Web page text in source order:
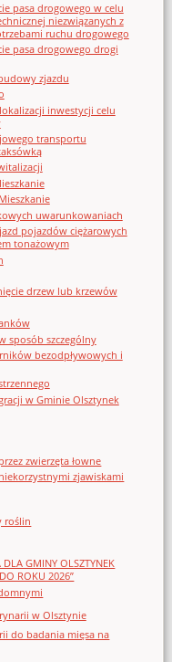
pasa drogowego w celu
niezwiązanych z
ruchu drogowego
pasa drogowego drogi
zjazdu
inwestycji celu
transportu
uwarunkowaniach
pojazdów ciężarowych
tonażowym
drzew lub krzewów
sposób szczególny
bezodpływowych i
w Gminie Olsztynek
zwierzęta łowne
zjawiskami
roślin
GMINY OLSZTYNEK
ROKU 2026”
w Olsztynie
do badania mięsa na